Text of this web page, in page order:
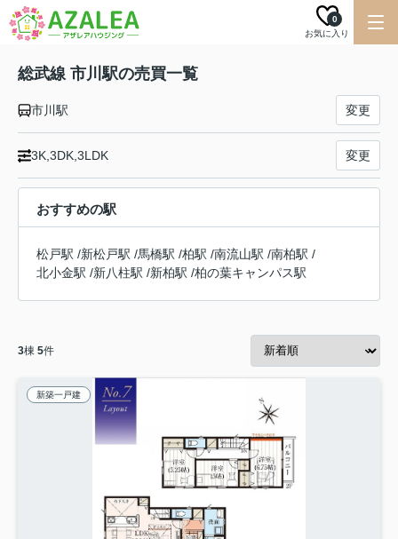
お気に入り
0
総武線 市川駅の売買一覧
市川駅 変更
3K,3DK,3LDK 変更
おすすめの駅
松戸駅 /新松戸駅 /馬橋駅 /柏駅 /南流山駅 /南柏駅 /
北小金駅 /新八柱駅 /新柏駅 /柏の葉キャンパス駅
3棟 5件
新築一戸建